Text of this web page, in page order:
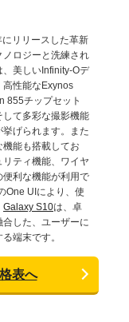
リリースした革新
ロジーと洗練され
美しいInfinity-Oデ
高性能なExynos
855チップセット
て多彩な撮影機能
げられます。また
能も搭載してお
ティ機能、ワイヤ
利な機能が利用で
One UIにより、使
Galaxy S10は、卓
した、ユーザーに
端末です。
表へ